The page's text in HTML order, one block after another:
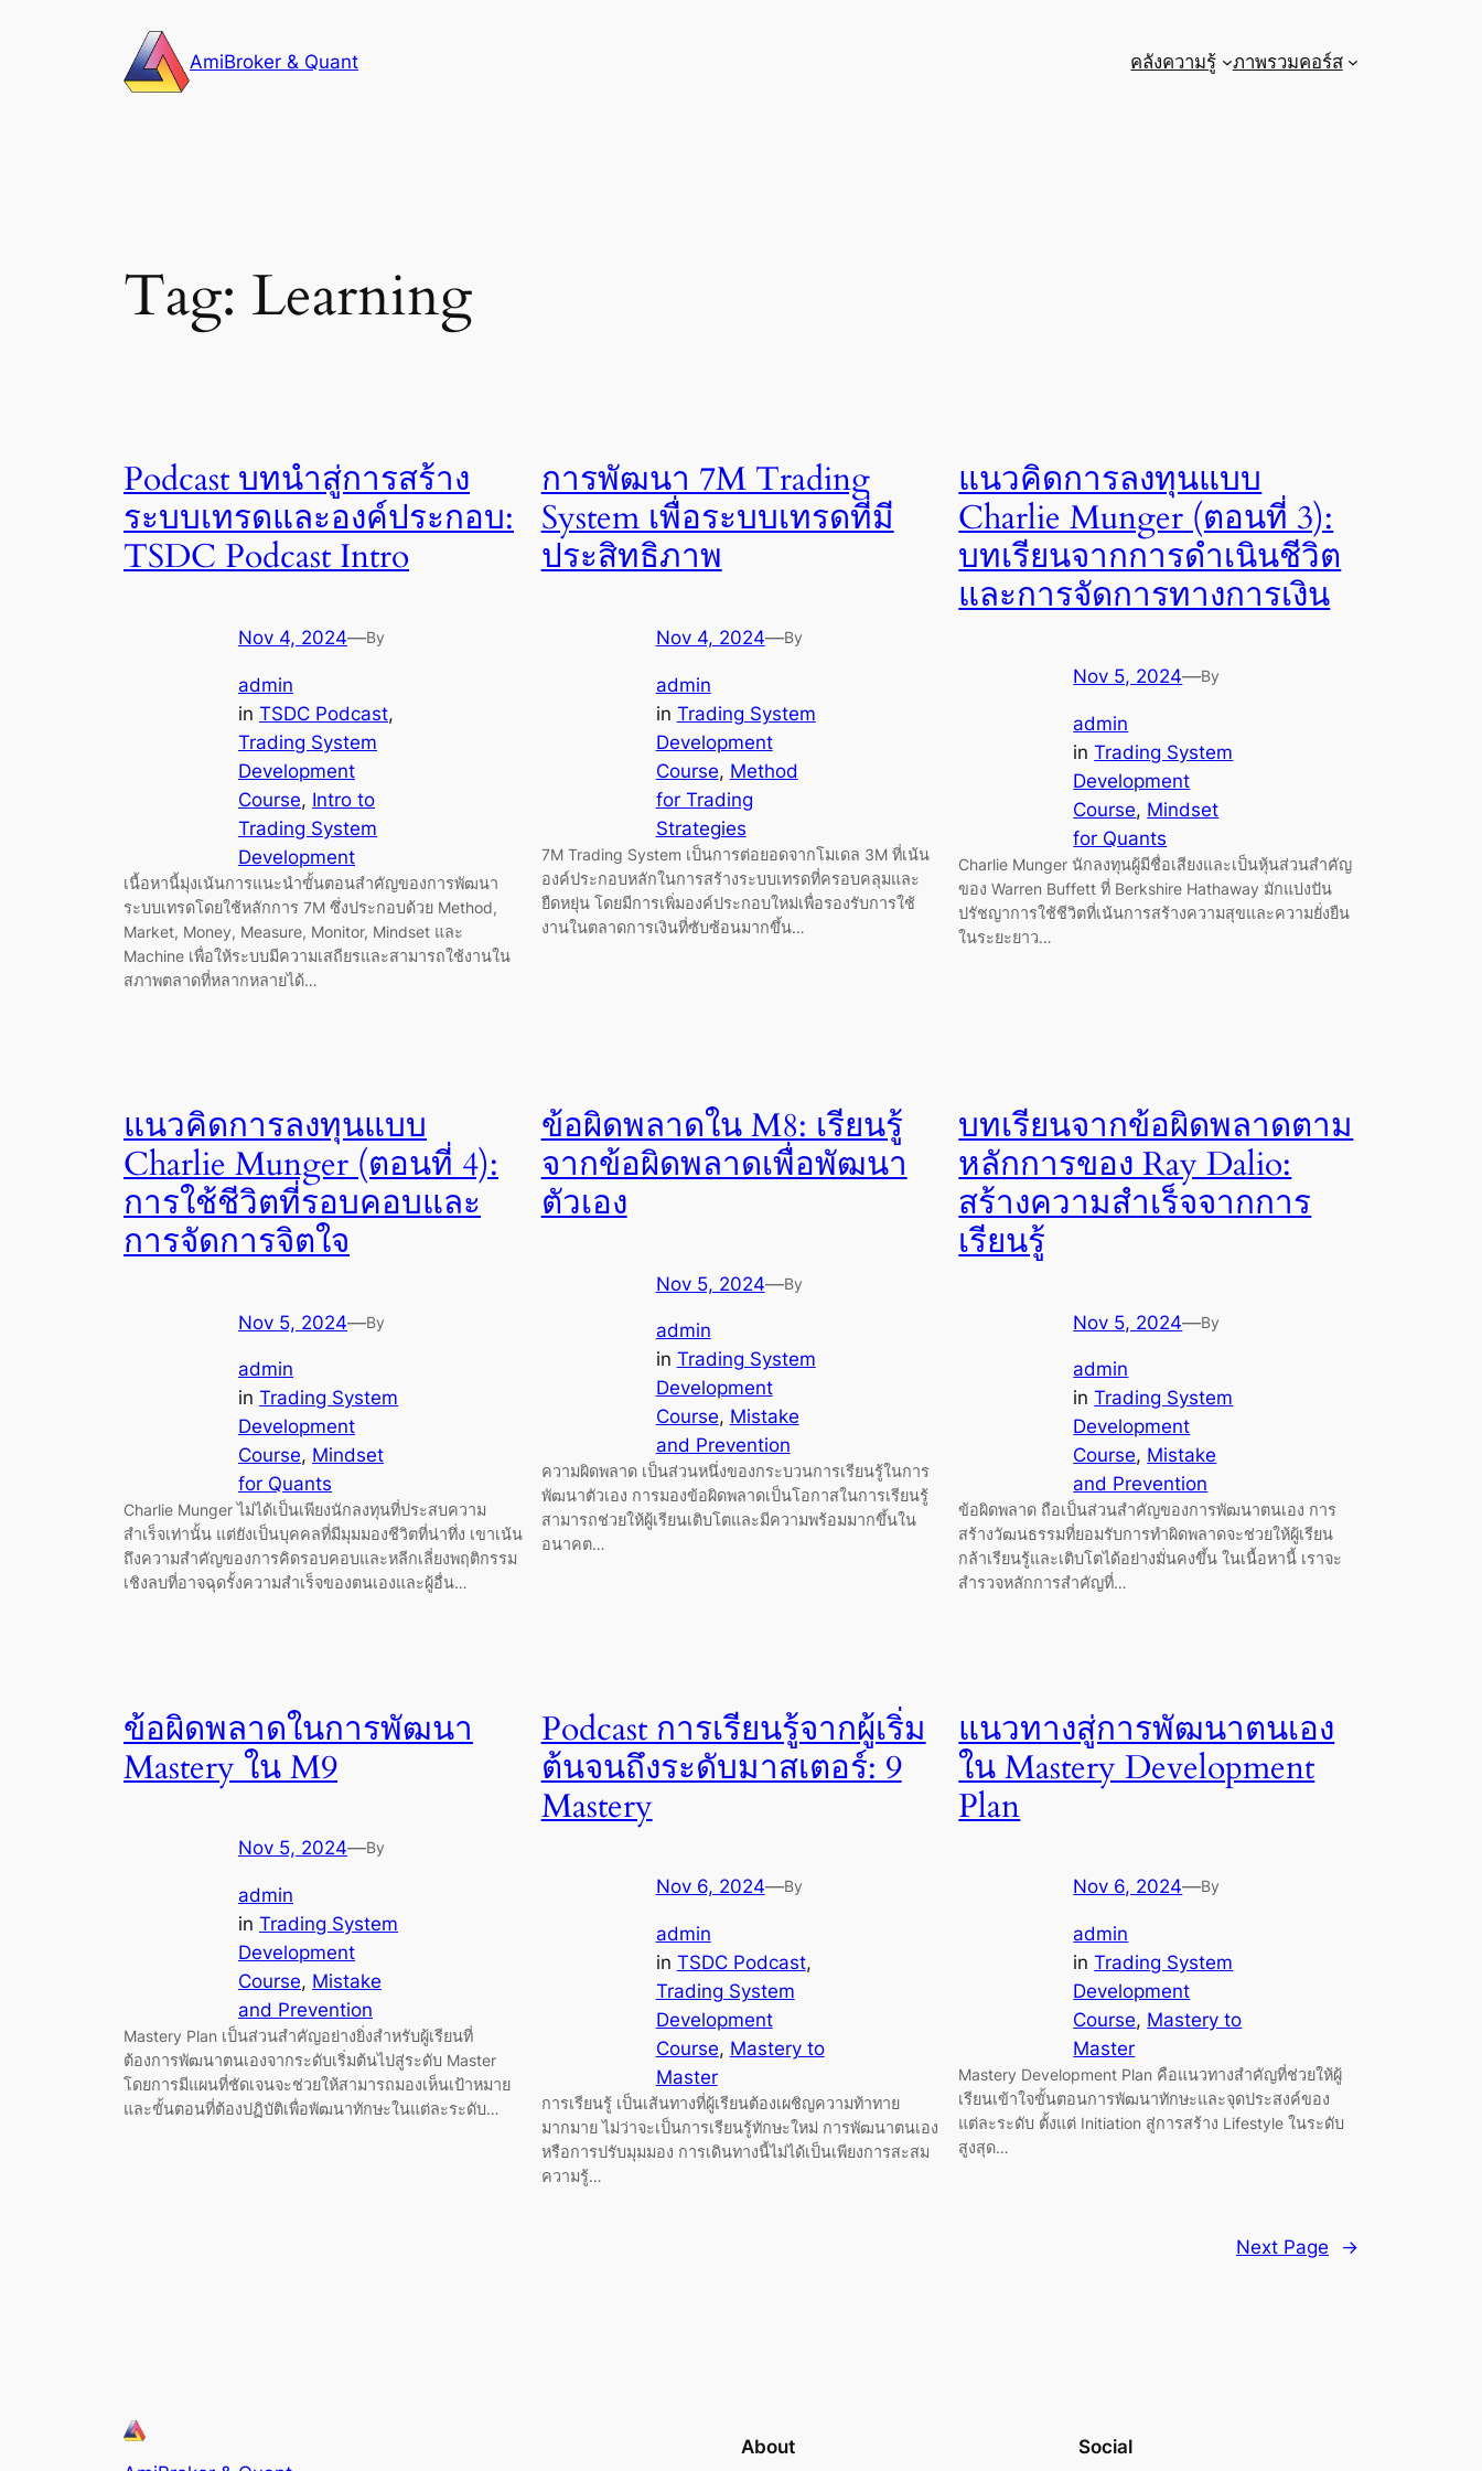
AmiBroker & Quant คลังความรู้ ภาพรวมคอร์ส
Tag: Learning
Podcast บทนำสู่การสร้าง
ระบบเทรดและองค์ประกอบ:
TSDC Podcast Intro
Nov 4, 2024—By
admin
in TSDC Podcast
Trading System
Development
Course, Intro to
Trading System
Development
เนื้อหานี้มุ่งเน้นการแนะนำขั้นตอนสำคัญของการพัฒนา
ระบบเทรดโดยใช้หลักการ 7M ซึ่งประกอบด้วย Method,
Market, Money, Measure, Monitor, Mindset และ
Machine เพื่อให้ระบบมีความเสถียรและสามารถใช้งานใน
สภาพตลาดที่หลากหลายได้…
การพัฒนา 7M Trading
System เพื่อระบบเทรดที่มี
ประสิทธิภาพ
Nov 4, 2024—By
admin
in Trading System
Development
Course, Method
for Trading
Strategies
7M Trading System เป็นการต่อยอดจากโมเดล 3M ที่เน้น
องค์ประกอบหลักในการสร้างระบบเทรดที่ครอบคลุมและ
ยืดหยุ่น โดยมีการเพิ่มองค์ประกอบใหม่เพื่อรองรับการใช้
งานในตลาดการเงินที่ซับซ้อนมากขึ้น…
แนวคิดการลงทุนแบบ
Charlie Munger (ตอนที่ 3):
บทเรียนจากการดำเนินชีวิต
และการจัดการทางการเงิน
Nov 5, 2024—By
admin
inTrading System
Development
Course, Mindset
for Quants
Charlie Munger นักลงทุนผู้มีชื่อเสียงและเป็นหุ้นส่วนสำคัญ
ของ Warren Buffett ที่ Berkshire Hathaway มักแบ่งปัน
ปรัชญาการใช้ชีวิตที่เน้นการสร้างความสุขและความยั่งยืน
ในระยะยาว…
แนวคิดการลงทุนแบบ
Charlie Munger (ตอนที่ 4):
การใช้ชีวิตที่รอบคอบและ
การจัดการจิตใจ
Nov 5, 2024—By
admin
in Trading System
Development
Course, Mindset
for Quants
Charlie Munger ไม่ได้เป็นเพียงนักลงทุนที่ประสบความ
สำเร็จเท่านั้น แต่ยังเป็นบุคคลที่มีมุมมองชีวิตที่น่าทึ่ง เขาเน้น
ถึงความสำคัญของการคิดรอบคอบและหลีกเลี่ยงพฤติกรรม
เชิงลบที่อาจฉุดรั้งความสำเร็จของตนเองและผู้อื่น…
ข้อผิดพลาดใน M8: เรียนรู้
จากข้อผิดพลาดเพื่อพัฒนา
ตัวเอง
Nov 5, 2024—By
admin
in Trading System
Development
Course, Mistake
and Prevention
ความผิดพลาด เป็นส่วนหนึ่งของกระบวนการเรียนรู้ในการ
พัฒนาตัวเอง การมองข้อผิดพลาดเป็นโอกาสในการเรียนรู้
สามารถช่วยให้ผู้เรียนเติบโตและมีความพร้อมมากขึ้นใน
อนาคต…
บทเรียนจากข้อผิดพลาดตาม
หลักการของ Ray Dalio:
สร้างความสำเร็จจากการ
เรียนรู้
Nov 5, 2024—By
admin
inTrading System
Development
Course, Mistake
and Prevention
ข้อผิดพลาด ถือเป็นส่วนสำคัญของการพัฒนาตนเอง การ
สร้างวัฒนธรรมที่ยอมรับการทำผิดพลาดจะช่วยให้ผู้เรียน
กล้าเรียนรู้และเติบโตได้อย่างมั่นคงขึ้น ในเนื้อหานี้ เราจะ
สำรวจหลักการสำคัญที่…
ข้อผิดพลาดในการพัฒนา
Mastery ใน M9
Nov 5, 2024—By
admin
in Trading System
Development
Course, Mistake
and Prevention
Mastery Plan เป็นส่วนสำคัญอย่างยิ่งสำหรับผู้เรียนที่
ต้องการพัฒนาตนเองจากระดับเริ่มต้นไปสู่ระดับ Master
โดยการมีแผนที่ชัดเจนจะช่วยให้สามารถมองเห็นเป้าหมาย
และขั้นตอนที่ต้องปฏิบัติเพื่อพัฒนาทักษะในแต่ละระดับ…
Podcast การเรียนรู้จากผู้เริ่ม
ต้นจนถึงระดับมาสเตอร์: 9
Mastery
Nov 6, 2024—By
admin
in TSDC Podcast
Trading System
Development
Course, Mastery to
Master
การเรียนรู้ เป็นเส้นทางที่ผู้เรียนต้องเผชิญความท้าทาย
มากมาย ไม่ว่าจะเป็นการเรียนรู้ทักษะใหม่ การพัฒนาตนเอง
หรือการปรับมุมมอง การเดินทางนี้ไม่ได้เป็นเพียงการสะสม
ความรู้…
แนวทางสู่การพัฒนาตนเอง
ใน Mastery Development
Plan
Nov 6, 2024—By
admin
inTrading System
Development
Course, Mastery to
Master
Mastery Development Plan คือแนวทางสำคัญที่ช่วยให้ผู้
เรียนเข้าใจขั้นตอนการพัฒนาทักษะและจุดประสงค์ของ
แต่ละระดับ ตั้งแต่ Initiation สู่การสร้าง Lifestyle ในระดับ
สูงสุด…
Next Page →
About Social